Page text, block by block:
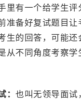
里有一个给学生评
准备好复试题目让
生的回答，可能还
从不同角度考察学
：也叫无领导面试